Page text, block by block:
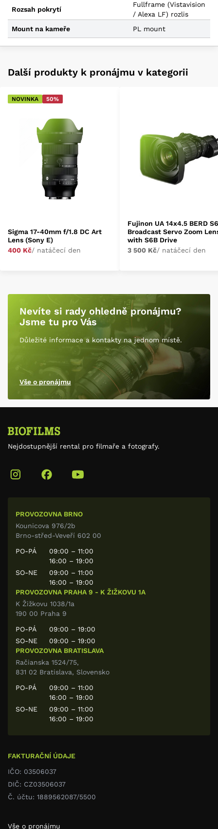
Rozsah pokrytí
Fullframe (Vistavision
/ Alexa LF) rozlis
Mount na kameře
PL mount
Další produkty k pronájmu v kategorii
NOVINKA 50%
Sigma 17-40mm f/1.8 DC Art
Lens (Sony E)
400 Kč/ natáčecí den
Fujinon UA 14x4.5 BERD
Broadcast Servo Zoom
with S6B Drive
3 500 Kč/ natáčecí den
Nevíte si rady ohledně pronájmu?
Jsme tu pro Vás
Důležité informace a kontakty na jednom místě.
Vše o pronájmu
Nejdostupnější rental pro filmaře a fotografy.
Vše o pronájmu
FAKTURAČNÍ ÚDAJE
IČO: 03506037
DIČ: CZ03506037
Č. účtu: 1889562087/5500
PROVOZOVNA BRNO
Kounicova 976/2b
Brno-střed-Veveří 602 00
PO-PÁ
09:00 – 11:00
16:00 – 19:00
SO-NE
09:00 – 11:00
16:00 – 19:00
PROVOZOVNA PRAHA 9 - K ŽIŽKOVU 1A
K Žižkovu 1038/1a
190 00 Praha 9
PO-PÁ
09:00 – 19:00
SO-NE
09:00 – 19:00
PROVOZOVNA BRATISLAVA
Račianska 1524/75,
831 02 Bratislava, Slovensko
PO-PÁ
09:00 – 11:00
16:00 – 19:00
SO-NE
09:00 – 11:00
16:00 – 19:00